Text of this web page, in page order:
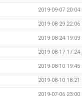
2019-09-07 20:04
2019-08-29 22:06
2019-08-24 19:09
2019-08-17 17:24
2019-08-10 19:45
2019-08-10 18:21
2019-07-06 23:00